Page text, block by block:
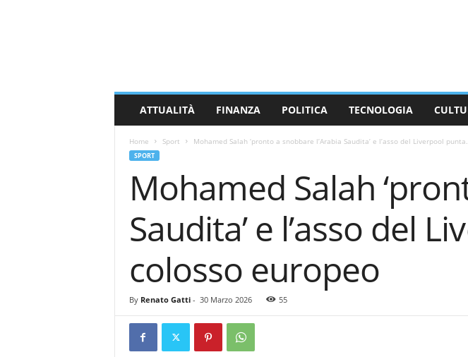
ATTUALITÀ FINANZA POLITICA TECNOLOGIA
Home Sport Mohamed Salah ‘pronto a snobbare l’Arabia Saudita’ e l’asso del Liverpool
SPORT
Mohamed Salah
Saudita’ e l’asso del
colosso europeo
By Renato Gatti- 30 Marzo 2026 55